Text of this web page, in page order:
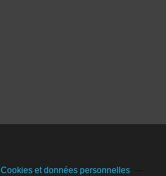
Cookies et données personnelles